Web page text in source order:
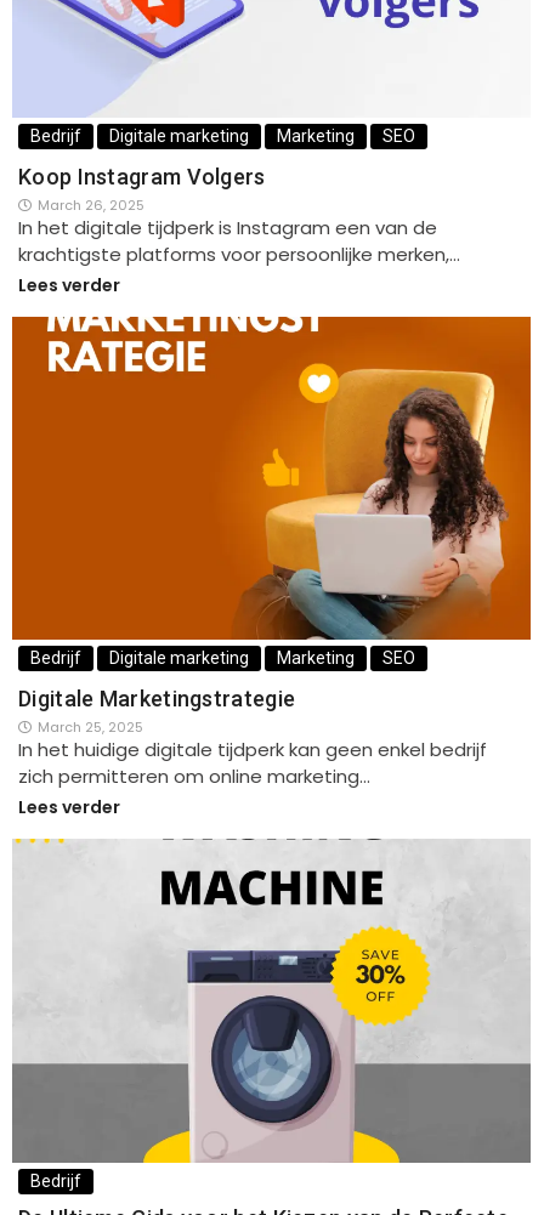
Bedrijf Digitale marketing Marketing SEO
Koop Instagram Volgers
March 26, 2025
In het digitale tijdperk is Instagram een van de
krachtigste platforms voor persoonlijke merken,…
Lees verder
Bedrijf Digitale marketing Marketing SEO
Digitale Marketingstrategie
March 25, 2025
In het huidige digitale tijdperk kan geen enkel bedrijf
zich permitteren om online marketing…
Lees verder
Bedrijf